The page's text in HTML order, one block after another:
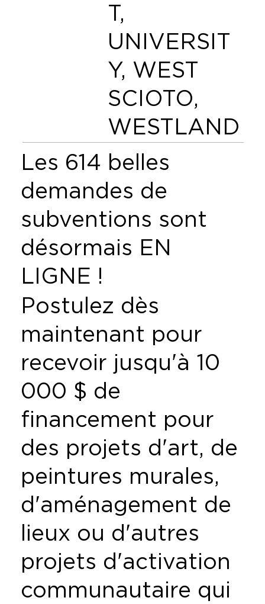
T,
UNIVERSIT
Y, WEST
SCIOTO,
WESTLAND
Les 614 belles
demandes de
subventions sont
désormais EN
LIGNE !
Postulez dès
maintenant pour
recevoir jusqu'à 10
000 $ de
financement pour
des projets d'art, de
peintures murales,
d'aménagement de
lieux ou d'autres
projets d'activation
communautaire qui